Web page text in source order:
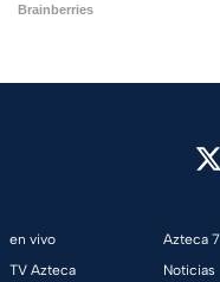
en vivo
TV Azteca
Azteca 7
Noticias